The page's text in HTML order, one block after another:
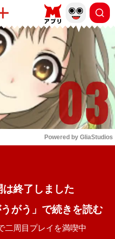
もっと読む
Powered by GliaStudios
終了しました
がう」で続きを読む
二周目プレイを満喫中